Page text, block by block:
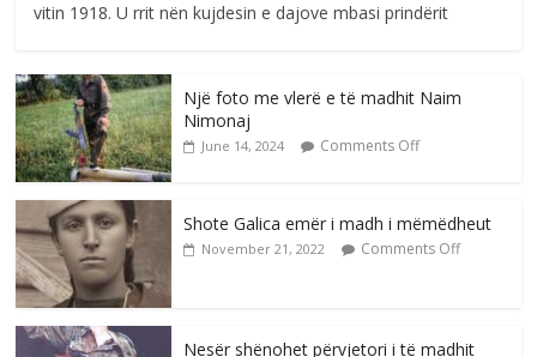
vitin 1918. U rrit nën kujdesin e dajove mbasi prindërit
Një foto me vlerë e të madhit Naim
Nimonaj
June 14, 2024 Comments Off
Shote Galica emër i madh i mëmëdheut
November 21, 2022 Comments Off
Nesër shënohet përvjetori i të madhit